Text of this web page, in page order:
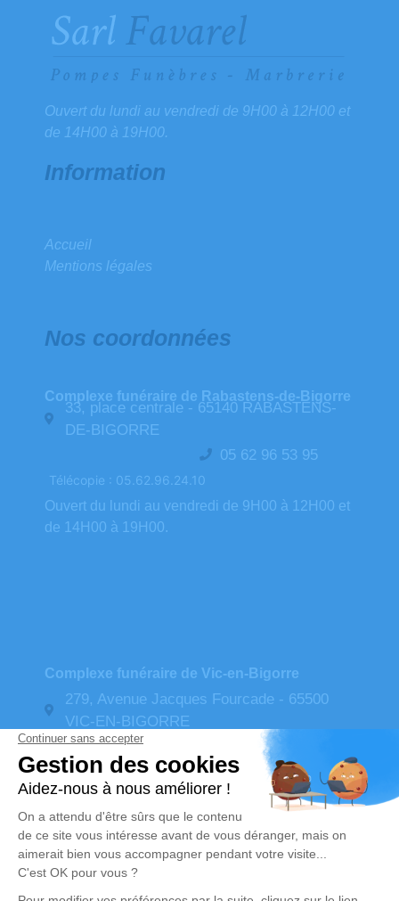
Ouvert du lundi au vendredi de 9H00 à 12H00 et
de 14H00 à 19H00.
Information
Accueil
Mentions légales
Nos coordonnées
Complexe funéraire de Rabastens-de-Bigorre
33, place centrale - 65140 RABASTENS-
DE-BIGORRE
05 62 96 53 95
Télécopie : 05.62.96.24.10
Ouvert du lundi au vendredi de 9H00 à 12H00 et
de 14H00 à 19H00.
Complexe funéraire de Vic-en-Bigorre
279, Avenue Jacques Fourcade - 65500
VIC-EN-BIGORRE
05 62 96 53 95
Télécopie : 05 62 93 37 03
Ouvert du lundi au samedi de 9H00 à 12H00 et
de 14H00 à 19H00 (samedi fermeture à 17H00).
contact@pompes-funebres-favarel.com
N° d'urgence : 06.80.73.42.88